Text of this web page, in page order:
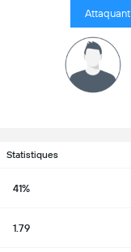
Attaquant
Statistiques
41%
1.79